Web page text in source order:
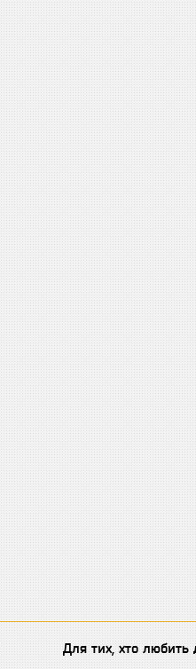
Для тих, хто любить